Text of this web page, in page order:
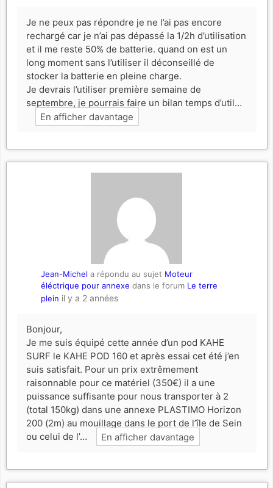
Je ne peux pas répondre je ne l’ai pas encore
rechargé car je n’ai pas dépassé la 1/2h d’utilisation
et il me reste 50% de batterie. quand on est un
long moment sans l’utiliser il déconseillé de
stocker la batterie en pleine charge.
Je devrais l’utiliser première semaine de
septembre, je pourrais faire un bilan temps d’util…
En afficher davantage
Jean-Michel a répondu au sujet Moteur
éléctrique pour annexe dans le forum Le terre
plein il y a 2 années
Bonjour,
Je me suis équipé cette année d’un pod KAHE
SURF le KAHE POD 160 et après essai cet été j’en
suis satisfait. Pour un prix extrêmement
raisonnable pour ce matériel (350€) il a une
puissance suffisante pour nous transporter à 2
(total 150kg) dans une annexe PLASTIMO Horizon
200 (2m) au mouillage dans le port de l’île de Sein
ou celui de l’…
En afficher davantage